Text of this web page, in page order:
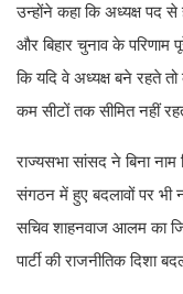
उन्होंने कहा कि अध्यक्ष पद से
और बिहार चुनाव के
कि यदि वे अध्यक्ष बने रहते तो
कम सीटों तक सीमित नहीं
राज्यसभा सांसद ने बिना
संगठन में हुए बदलावों पर भी
सचिव शाहनवाज आलम का
पार्टी की राजनीतिक दिशा